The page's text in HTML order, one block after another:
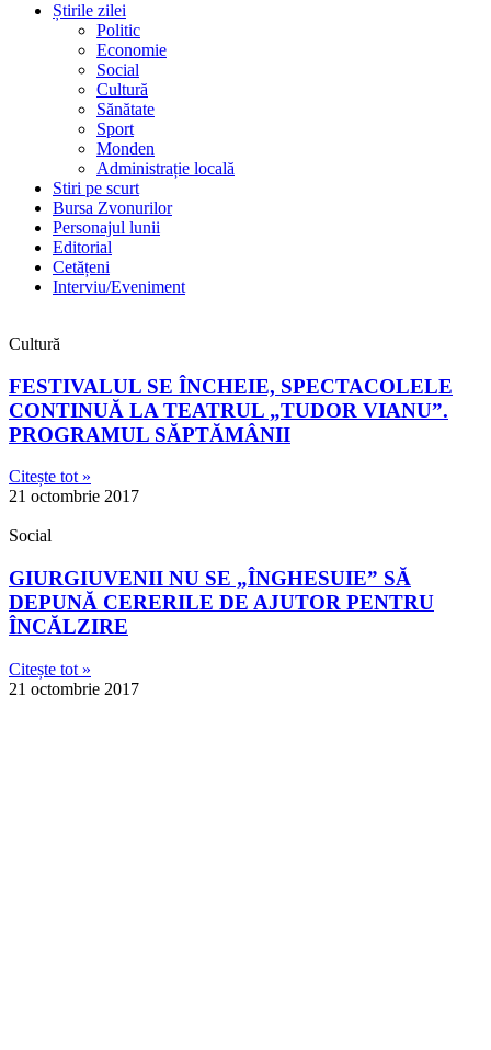
Știrile zilei
Politic
Economie
Social
Cultură
Sănătate
Sport
Monden
Administrație locală
Stiri pe scurt
Bursa Zvonurilor
Personajul lunii
Editorial
Cetățeni
Interviu/Eveniment
Cultură
FESTIVALUL SE ÎNCHEIE, SPECTACOLELE
CONTINUĂ LA TEATRUL „TUDOR VIANU”.
PROGRAMUL SĂPTĂMÂNII
Citește tot »
21 octombrie 2017
Social
GIURGIUVENII NU SE „ÎNGHESUIE” SĂ
DEPUNĂ CERERILE DE AJUTOR PENTRU
ÎNCĂLZIRE
Citește tot »
21 octombrie 2017